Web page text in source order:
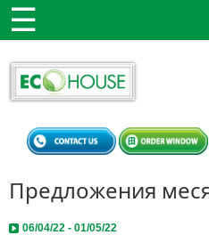
Предложения
06/04/22 - 01/05/22